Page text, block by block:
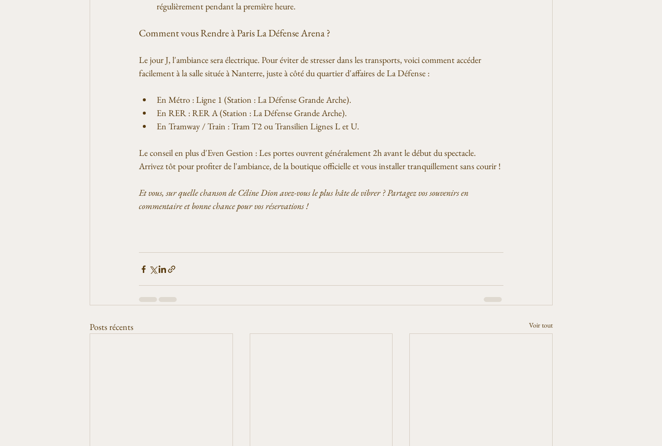
régulièrement pendant la première heure.
Comment vous Rendre à Paris La Défense Arena ?
Le jour J, l'ambiance sera électrique. Pour éviter de stresser dans les transports, voici comment accéder
facilement à la salle située à Nanterre, juste à côté du quartier d'affaires de La Défense :
En Métro : Ligne 1 (Station : La Défense Grande Arche).
En RER : RER A (Station : La Défense Grande Arche).
En Tramway / Train : Tram T2 ou Transilien Lignes L et U.
Le conseil en plus d'Even Gestion : Les portes ouvrent généralement 2h avant le début du spectacle.
Arrivez tôt pour profiter de l'ambiance, de la boutique officielle et vous installer tranquillement sans courir !
Et vous, sur quelle chanson de Céline Dion avez-vous le plus hâte de vibrer ? Partagez vos souvenirs en
commentaire et bonne chance pour vos réservations !
Posts récents Voir tout